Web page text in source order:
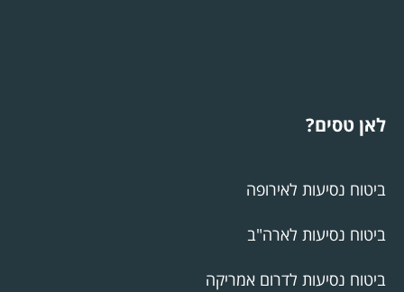
לאן טסים?
ביטוח נסיעות לאירופה
ביטוח נסיעות לארה"ב
ביטוח נסיעות לדרום אמריקה